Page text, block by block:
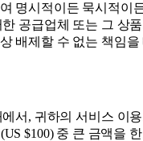
명시적이든 묵시적이
공급업체 또는 그 상
배제할 수 없는 책임
서, 귀하의 서비스 이
$100) 중 큰 금액을